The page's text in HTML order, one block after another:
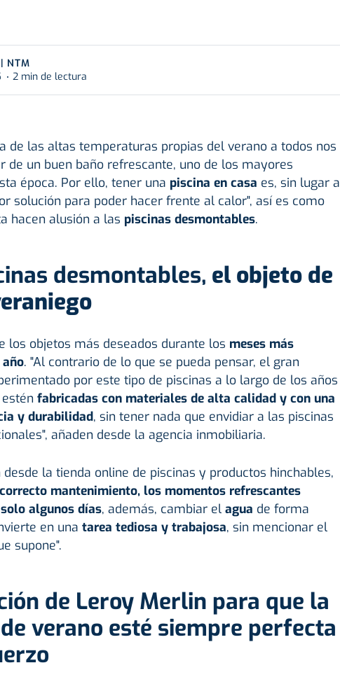
NTM
2 min de lectura
de las altas temperaturas propias del verano a todos nos
de un buen baño refrescante, uno de los mayores
época. Por ello, tener una piscina en casa es, sin lugar a
solución para poder hacer frente al calor", así es como
hacen alusión a las piscinas desmontables.
desmontables, el objeto de
los objetos más deseados durante los meses más
. "Al contrario de lo que se pueda pensar, el gran
por este tipo de piscinas a lo largo de los años
fabricadas con materiales de alta calidad y con una
y durabilidad, sin tener nada que envidiar a las piscinas
añaden desde la agencia inmobiliaria.
desde la tienda online de piscinas y productos hinchables,
mantenimiento, los momentos refrescantes
algunos días, además, cambiar el agua de forma
en una tarea tediosa y trabajosa, sin mencionar el
supone".
de Leroy Merlin para que la
verano esté siempre perfecta